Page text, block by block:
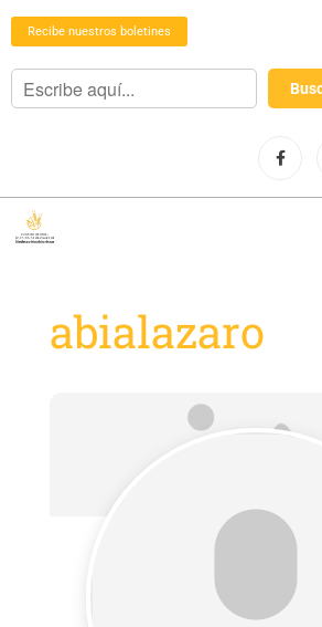
Recibe nuestros boletines
abialazaro